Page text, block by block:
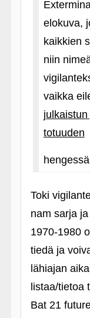
elokuva,
kaikkien
niin
vaikka
totuuden
Toki
nam sarja
1970-1980
tiedä ja
lähiajan
listaa/tietoa
Bat 21